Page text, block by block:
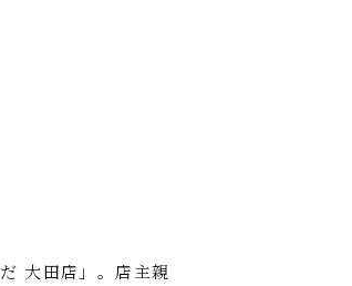
大田店」。店主親